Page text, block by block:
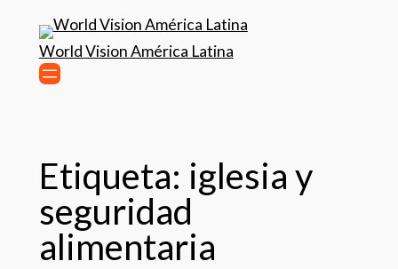
World Vision América Latina
Etiqueta: iglesia y
seguridad
alimentaria